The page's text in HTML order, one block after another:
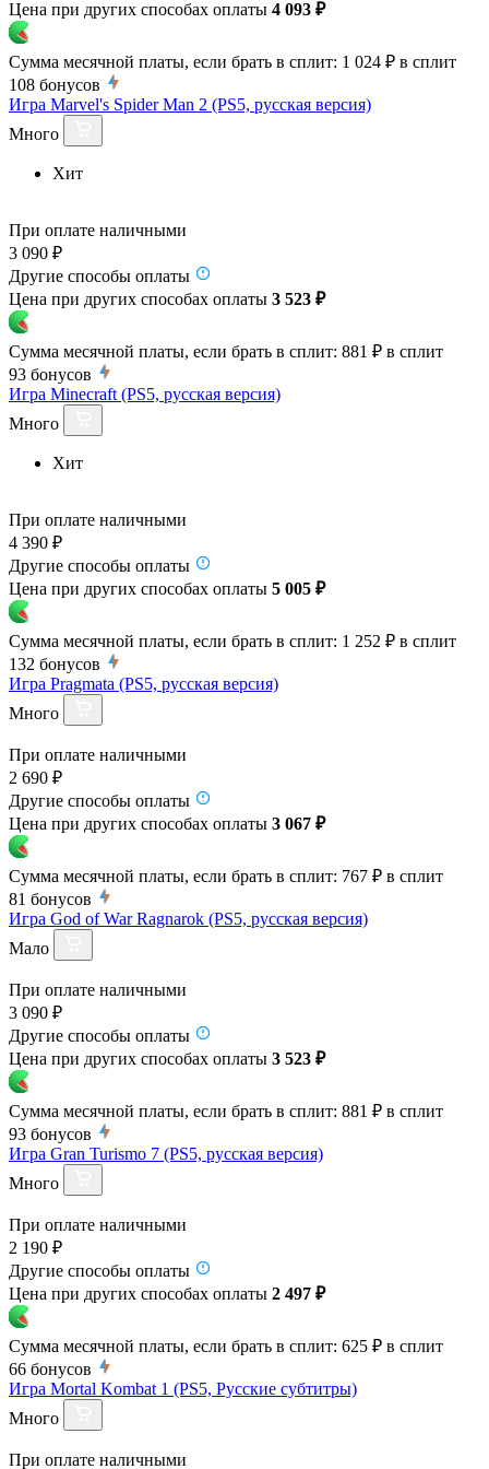
Цена при других способах оплаты 4 093 ₽
Сумма месячной платы, если брать в сплит: 1 024 ₽ в сплит
108 бонусов
Игра Marvel's Spider Man 2 (PS5, русская версия)
Много
Хит
При оплате наличными
3 090 ₽
Другие способы оплаты
Цена при других способах оплаты 3 523 ₽
Сумма месячной платы, если брать в сплит: 881 ₽ в сплит
93 бонусов
Игра Minecraft (PS5, русская версия)
Много
Хит
При оплате наличными
4 390 ₽
Другие способы оплаты
Цена при других способах оплаты 5 005 ₽
Сумма месячной платы, если брать в сплит: 1 252 ₽ в сплит
132 бонусов
Игра Pragmata (PS5, русская версия)
Много
При оплате наличными
2 690 ₽
Другие способы оплаты
Цена при других способах оплаты 3 067 ₽
Сумма месячной платы, если брать в сплит: 767 ₽ в сплит
81 бонусов
Игра God of War Ragnarok (PS5, русская версия)
Мало
При оплате наличными
3 090 ₽
Другие способы оплаты
Цена при других способах оплаты 3 523 ₽
Сумма месячной платы, если брать в сплит: 881 ₽ в сплит
93 бонусов
Игра Gran Turismo 7 (PS5, русская версия)
Много
При оплате наличными
2 190 ₽
Другие способы оплаты
Цена при других способах оплаты 2 497 ₽
Сумма месячной платы, если брать в сплит: 625 ₽ в сплит
66 бонусов
Игра Mortal Kombat 1 (PS5, Русские субтитры)
Много
При оплате наличными